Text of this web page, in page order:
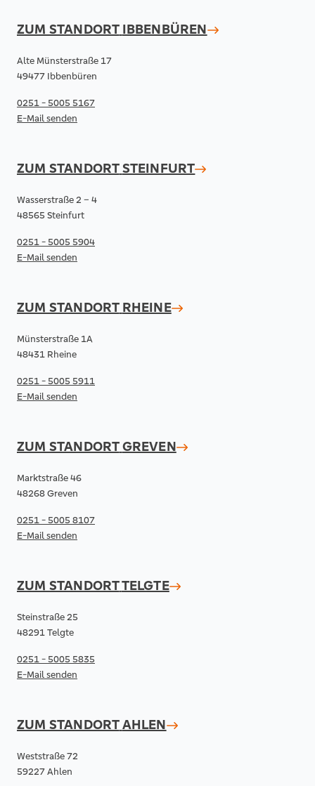
ZUM STANDORT IBBENBÜREN
Alte Münsterstraße 17
49477 Ibbenbüren
0251 - 5005 5167
E-Mail senden
ZUM STANDORTSTEINFURT
Wasserstraße 2 – 4
48565 Steinfurt
0251 - 5005 5904
E-Mail senden
ZUM STANDORT RHEINE
Münsterstraße 1A
48431 Rheine
0251 - 5005 5911
E-Mail senden
ZUM STANDORTGREVEN
Marktstraße 46
48268 Greven
0251 - 5005 8107
E-Mail senden
ZUM STANDORTTELGTE
Steinstraße 25
48291 Telgte
0251 - 5005 5835
E-Mail senden
ZUM STANDORTAHLEN
Weststraße 72
59227 Ahlen